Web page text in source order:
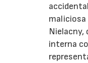
maliciosa
Nielacny,
interna